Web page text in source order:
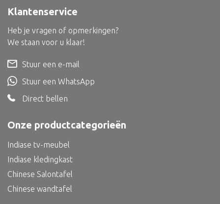
Mand
Deco overig
Alle textiel
Tapijt
Kelim
Onze productcategorieën
Indiase tv-meubel
Indiase kledingkast
Chinese Salontafel
Chinese wandtafel
Klantenservice
Heb je vragen of opmerkingen?
We staan voor u klaar!
Stuur een e-mail
Stuur een WhatsApp
Direct bellen